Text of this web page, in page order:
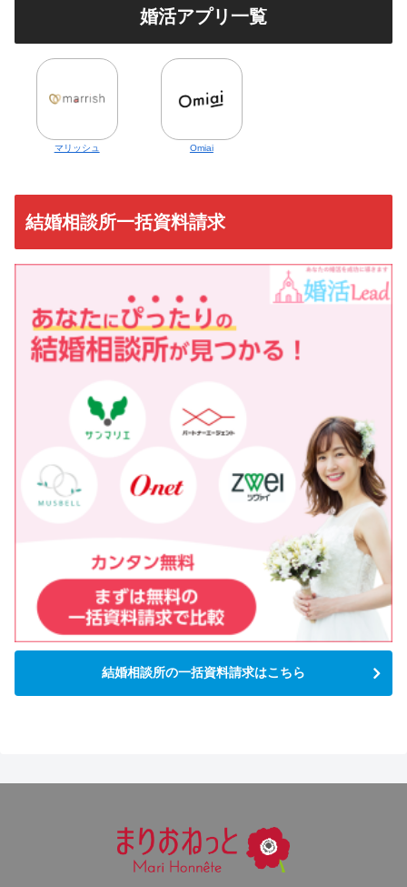
婚活アプリ一覧
マリッシュ Omiai
結婚相談所一括資料請求
結婚相談所の一括資料請求はこちら